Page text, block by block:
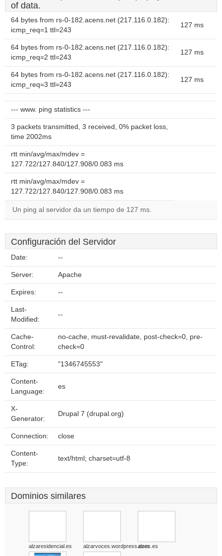
of data.
64 bytes from rs-0-182.acens.net (217.116.0.182):
icmp_req=1 ttl=243
127 ms
64 bytes from rs-0-182.acens.net (217.116.0.182):
icmp_req=2 ttl=243
127 ms
64 bytes from rs-0-182.acens.net (217.116.0.182):
icmp_req=3 ttl=243
127 ms
--- www. ping statistics ---
3 packets transmitted, 3 received, 0% packet loss,
time 2002ms
rtt min/avg/max/mdev =
127.722/127.840/127.908/0.083 ms
rtt min/avg/max/mdev =
127.722/127.840/127.908/0.083 ms
Un ping al servidor da un tiempo de 127 ms.
Configuración del Servidor
Date: --
Server: Apache
Expires: --
Last-
Modified:
--
Cache-
Control:
no-cache, must-revalidate, post-check=0, pre-
check=0
ETag: "1346745553"
Content-
Language:
es
X-
Generator:
Drupal 7 (drupal.org)
Connection: close
Content-
Type:
text/html; charset=utf-8
Dominios similares
alzaresidencial.es alzarvoces.wordpress.com
alzas.es